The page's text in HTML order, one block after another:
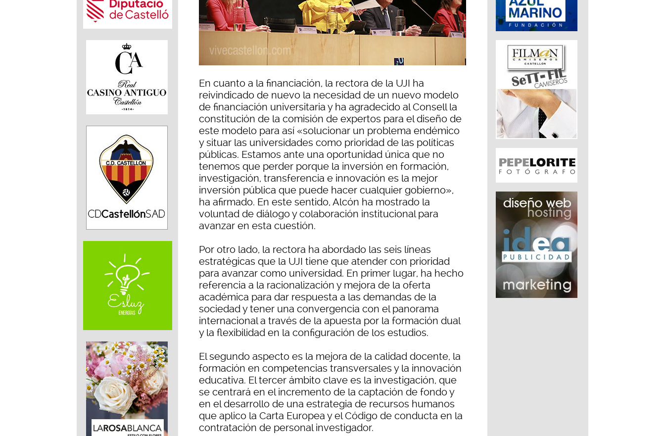
En cuanto a la financiación, la rectora de la UJI ha
reivindicado de nuevo la necesidad de un nuevo modelo
de financiación universitaria y ha agradecido al Consell la
constitución de la comisión de expertos para el diseño de
este modelo para así «solucionar un problema endémico
y situar las universidades como prioridad de las políticas
públicas. Estamos ante una oportunidad única que no
tenemos que perder porque la inversión en formación,
investigación, transferencia e innovación es la mejor
inversión pública que puede hacer cualquier gobierno»,
ha afirmado. En este sentido, Alcón ha mostrado la
voluntad de diálogo y colaboración institucional para
avanzar en esta cuestión.
Por otro lado, la rectora ha abordado las seis líneas
estratégicas que la UJI tiene que atender con prioridad
para avanzar como universidad. En primer lugar, ha hecho
referencia a la racionalización y mejora de la oferta
académica para dar respuesta a las demandas de la
sociedad y tener una convergencia con el panorama
internacional a través de la apuesta por la formación dual
y la flexibilidad en la configuración de los estudios.
El segundo aspecto es la mejora de la calidad docente, la
formación en competencias transversales y la innovación
educativa. El tercer ámbito clave es la investigación, que
se centrará en el incremento de la captación de fondo y
en el desarrollo de una estrategia de recursos humanos
que aplico la Carta Europea y el Código de conducta en la
contratación de personal investigador.